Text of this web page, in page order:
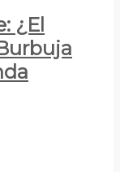
¿El